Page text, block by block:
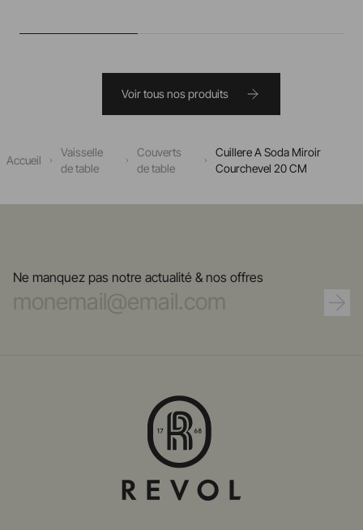
Voir tous nos produits
Accueil
Vaisselle
de table
Couverts
de table
Cuillere A Soda Miroir
Courchevel 20 CM
Ne manquez pas notre actualité & nos offres